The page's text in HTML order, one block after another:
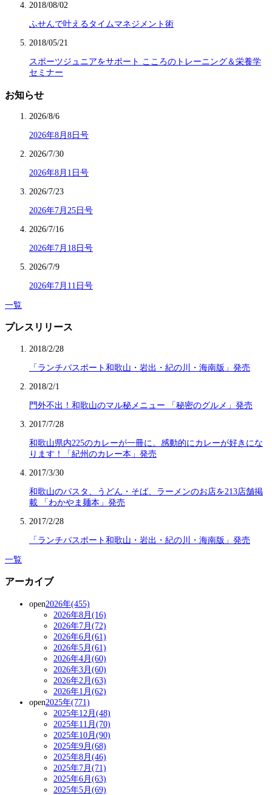
2018/08/02
ふせんで叶えるタイムマネジメント術
2018/05/21
スポーツジュニアをサポート こころのトレーニング＆栄養学
セミナー
お知らせ
2026/8/6
2026年8月8日号
2026/7/30
2026年8月1日号
2026/7/23
2026年7月25日号
2026/7/16
2026年7月18日号
2026/7/9
2026年7月11日号
一覧
プレスリリース
2018/2/28
「ランチパスポート和歌山・岩出・紀の川・海南版」発売
2018/2/1
門外不出！和歌山のマル秘メニュー 「秘密のグルメ」発売
2017/7/28
和歌山県内225のカレーが一冊に。感動的にカレーが好きにな
ります！「紀州のカレー本」発売
2017/3/30
和歌山のパスタ、うどん・そば、ラーメンのお店を213店舗掲
載 「わかやま麺本」発売
2017/2/28
「ランチパスポート和歌山・岩出・紀の川・海南版」発売
一覧
アーカイブ
open2026年(455)
2026年8月(16)
2026年7月(72)
2026年6月(61)
2026年5月(61)
2026年4月(60)
2026年3月(60)
2026年2月(63)
2026年1月(62)
open2025年(771)
2025年12月(48)
2025年11月(70)
2025年10月(90)
2025年9月(68)
2025年8月(46)
2025年7月(71)
2025年6月(63)
2025年5月(69)